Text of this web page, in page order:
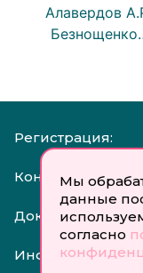
Мы
данные
согласно
Алавердов
Регистрация:
Контакты:
Документы:
Инфо: